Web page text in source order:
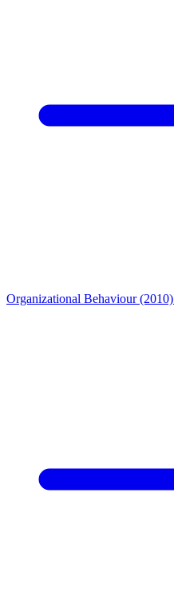
Organizational Behaviour (2010)